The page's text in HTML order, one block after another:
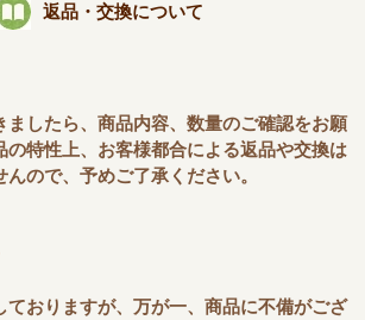
返品・交換について
ましたら、商品内容、数量のご確認をお願
の特性上、お客様都合による返品や交換は
ので、予めご了承ください。
ておりますが、万が一、商品に不備がござ